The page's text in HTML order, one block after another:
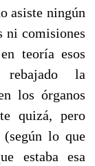
asiste ningún
ni comisiones
teoría esos
la
los órganos
quizá, pero
(según lo que
estaba esa